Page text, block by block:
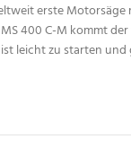
erste
400 C-M kommt
leicht zu starten